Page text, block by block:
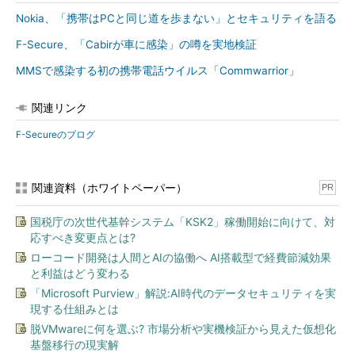
Nokia、「携帯はPCと同じ道を歩まない」とセキュリティを語る
F-Secure、「Cabirが車に感染」の噂を実地検証
MMSで感染する初の携帯電話ウイルス「Commwarrior」
関連リンク
F-Secureのブログ
関連資料（ホワイトペーパー） PR
国税庁の次世代基幹システム「KSK2」稼働開始に向けて、対
応すべき変更点とは?
ローコード開発は人間とAIの協働へ AI搭載型で経費節減効果
と利益はどう変わる
「Microsoft Purview」解説:AI時代のデータセキュリティを実
現する仕組みとは
脱VMwareに何を選ぶ? 市場分析や実機検証から見えた仮想化
基盤移行の現実解